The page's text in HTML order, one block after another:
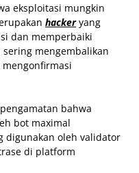
eksploitasi mungkin
hackeryang
dan memperbaiki
sering mengembalikan
bahwa
bot maximal
digunakan oleh validator
di platform